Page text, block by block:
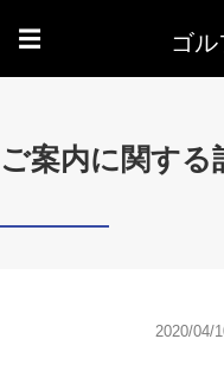
☰ ゴ
ご案内に関する
2020/04/